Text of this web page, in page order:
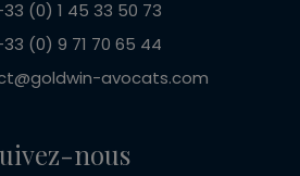
(0) 1 45 33 50 73
(0) 9 71 70 65 44
avocats.com
nous